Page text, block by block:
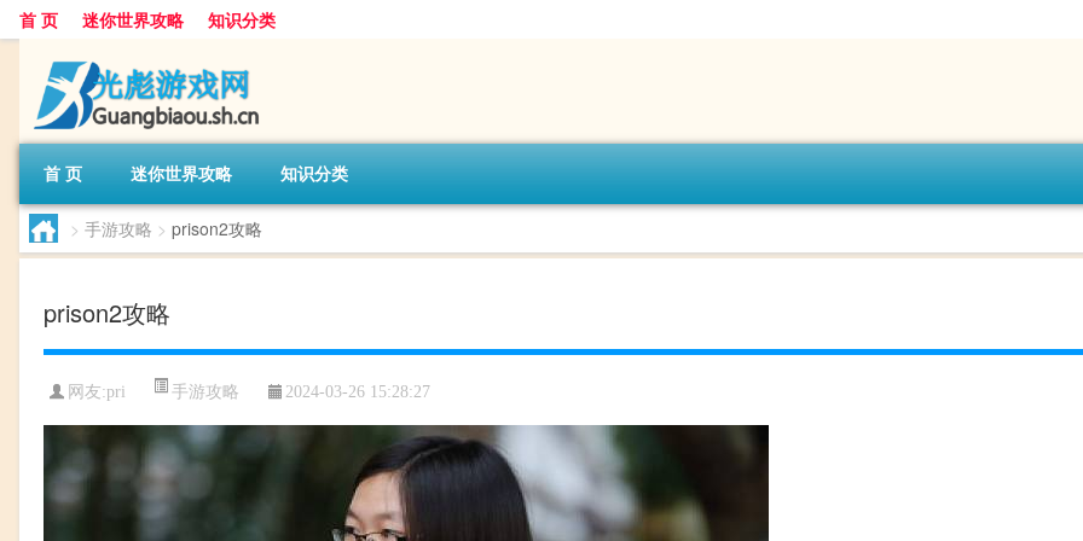
首 页 迷你世界攻略 知识分类
首 页 迷你世界攻略 知识分类
> 手游攻略 > prison2攻略
prison2攻略
网友:pri 手游攻略 2024-03-26 15:28:27